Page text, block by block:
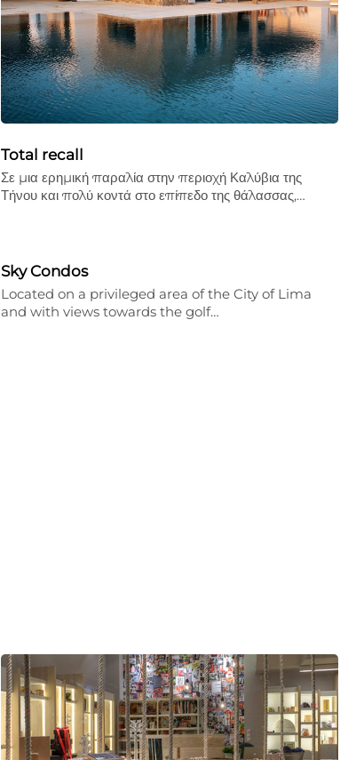
Total recall
Σε µια ερηµική παραλία στην περιοχή Καλύβια της
Τήνου και πολύ κοντά στο επίπεδο της θάλασσας,…
Sky Condos
Located on a privileged area of the City of Lima
and with views towards the golf…